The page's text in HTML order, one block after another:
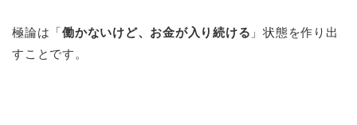
極論は「働かないけど、お金が入り続ける 」状態を作り出
すことです。